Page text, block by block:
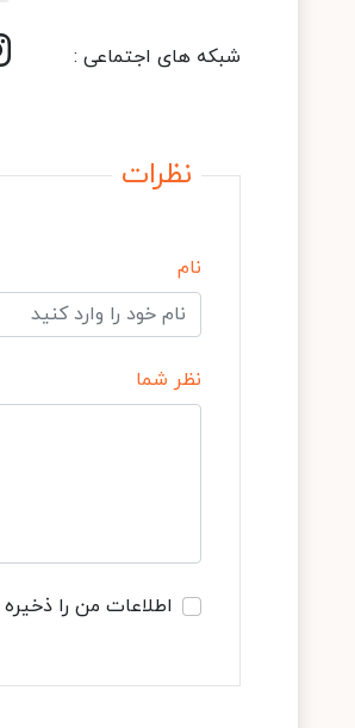
شبکه های اجتماعی :
نظرات
نام
نظر شما
اطلاعات من را